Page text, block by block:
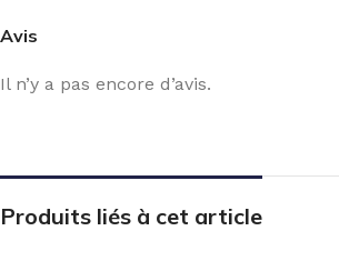
Avis
Il n’y a pas encore d’avis.
Produits liés à cet article